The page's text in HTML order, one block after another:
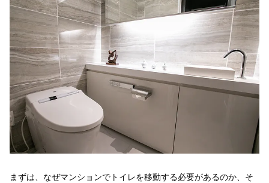
まずは、なぜマンションでトイレを移動する必要があるのか、そ